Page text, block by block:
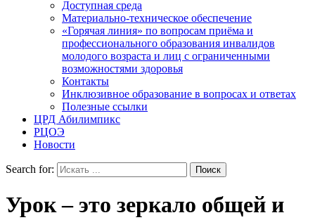
Доступная среда
Материально-техническое обеспечение
«Горячая линия» по вопросам приёма и
профессионального образования инвалидов
молодого возраста и лиц с ограниченными
возможностями здоровья
Контакты
Инклюзивное образование в вопросах и ответах
Полезные ссылки
ЦРД Абилимпикс
РЦОЭ
Новости
Search for:
Урок – это зеркало общей и